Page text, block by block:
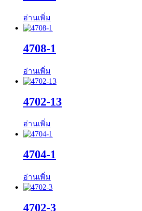
อ่านเพิ่ม
4708-1
อ่านเพิ่ม
4702-13
อ่านเพิ่ม
4704-1
อ่านเพิ่ม
4702-3